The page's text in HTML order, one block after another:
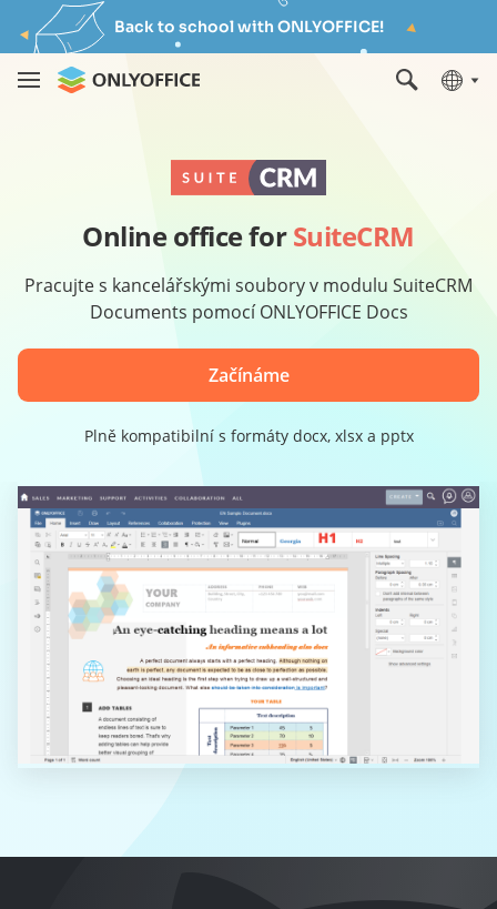
Back to school with ONLYOFFICE!
Online office forSuiteCRM
Pracujte s kancelářskými soubory v modulu SuiteCRM
Documents pomocí ONLYOFFICE Docs
Začínáme
Plně kompatibilní s formáty docx, xlsx a pptx